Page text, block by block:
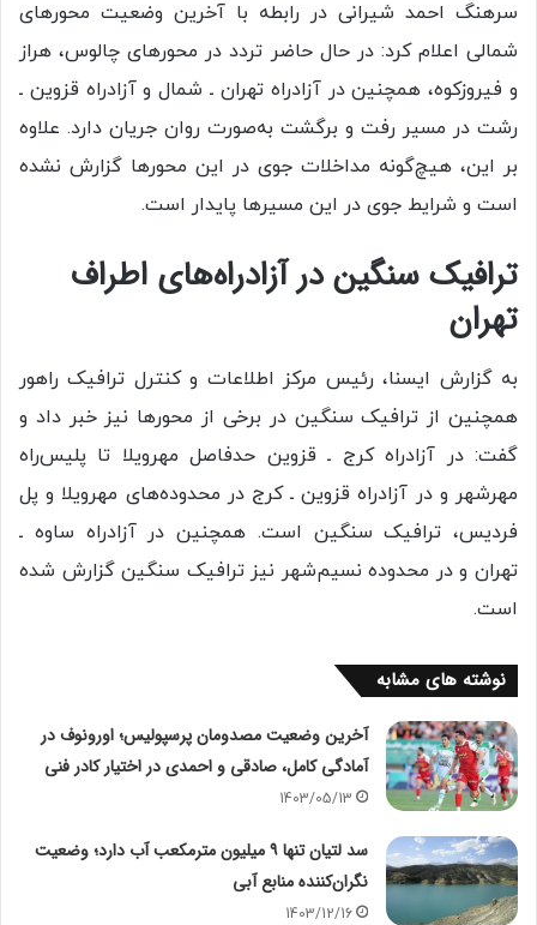
سرهنگ احمد شیرانی در رابطه با آخرین وضعیت محور‌های
شمالی اعلام کرد: در حال حاضر تردد در محور‌های چالوس، هراز
و فیروزکوه، همچنین در آزادراه تهران ـ شمال و آزادراه قزوین ـ
رشت در مسیر رفت و برگشت به‌صورت روان جریان دارد. علاوه
بر این، هیچ‌گونه مداخلات جوی در این محور‌ها گزارش نشده
است و شرایط جوی در این مسیر‌ها پایدار است.
ترافیک سنگین در آزادراه‌های اطراف
تهران
به گزارش ایسنا، رئیس مرکز اطلاعات و کنترل ترافیک راهور
همچنین از ترافیک سنگین در برخی از محور‌ها نیز خبر داد و
گفت: در آزادراه کرج ـ قزوین حدفاصل مهرویلا تا پلیس‌راه
مهرشهر و در آزادراه قزوین ـ کرج در محدوده‌های مهرویلا و پل
فردیس، ترافیک سنگین است. همچنین در آزادراه ساوه ـ
تهران و در محدوده نسیم‌شهر نیز ترافیک سنگین گزارش شده
است.
نوشته های مشابه
آخرین وضعیت مصدومان پرسپولیس؛ اورونوف در
آمادگی کامل، صادقی و احمدی در اختیار کادر فنی
1403/05/13
سد لتیان تنها ۹ میلیون مترمکعب آب دارد؛ وضعیت
نگران‌کننده منابع آبی
1403/12/16